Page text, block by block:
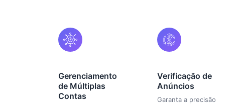
Gerenciamento
de Múltiplas
Contas
Verificação de
Anúncios
Garanta a precisão